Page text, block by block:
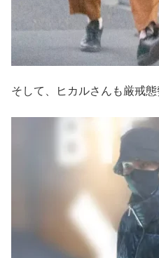
そして、ヒカルさんも厳戒態